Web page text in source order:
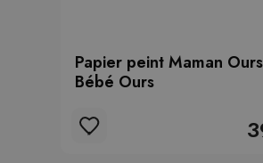
Papier peint Maman
Bébé Ours